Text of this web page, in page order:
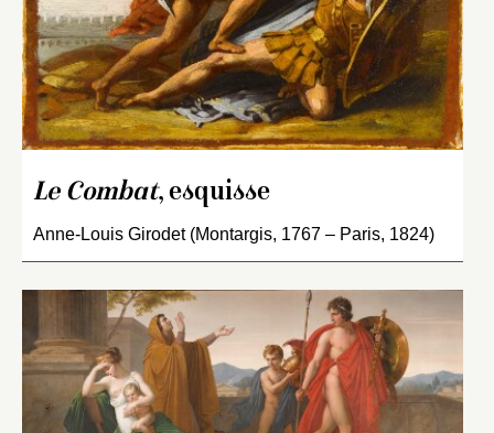
Le Combat, esquisse
Anne-Louis Girodet (Montargis, 1767 – Paris, 1824)